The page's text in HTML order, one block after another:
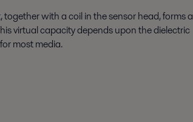
with a coil in the sensor head, forms a
virtual capacity depends upon the dielectric
most media.